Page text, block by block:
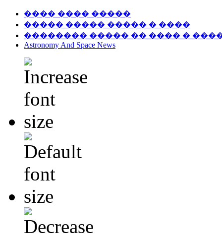
���� ���� �����
����� ����� ����� � ����
�������� ����� �� ���� �
Astronomy And Space News